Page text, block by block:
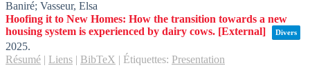
Baniré; Vasseur, Elsa
Hoofing it to New Homes: How the transition towards a new
housing system is experienced by dairy cows. [External] Divers
2025.
Résumé | Liens | BibTeX | Étiquettes: Presentation